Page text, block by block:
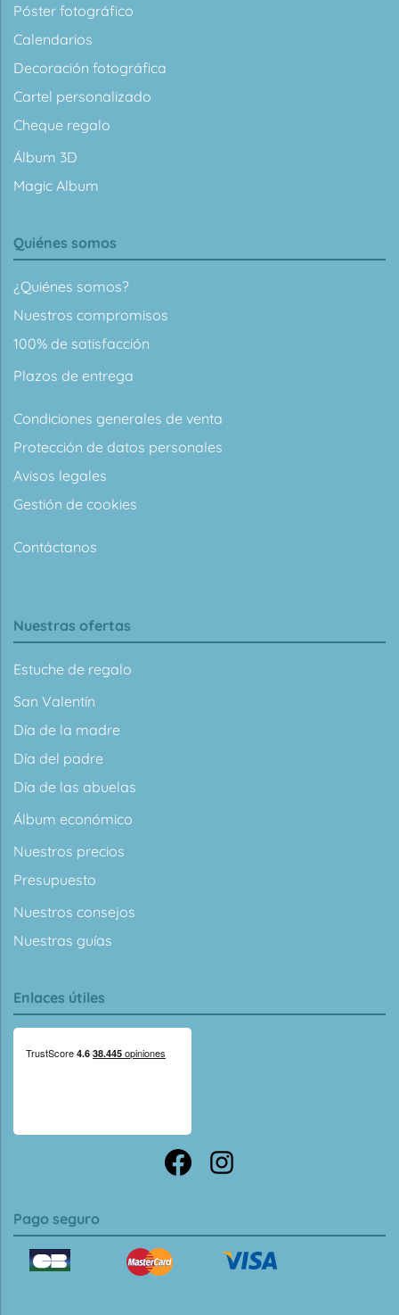
Póster fotográfico
Calendarios
Decoración fotográfica
Cartel personalizado
Cheque regalo
Álbum 3D
Magic Album
Quiénes somos
¿Quiénes somos?
Nuestros compromisos
100% de satisfacción
Plazos de entrega
Condiciones generales de venta
Protección de datos personales
Avisos legales
Gestión de cookies
Contáctanos
Nuestras ofertas
Estuche de regalo
San Valentín
Día de la madre
Día del padre
Día de las abuelas
Álbum económico
Nuestros precios
Presupuesto
Nuestros consejos
Nuestras guías
Enlaces útiles
Pago seguro